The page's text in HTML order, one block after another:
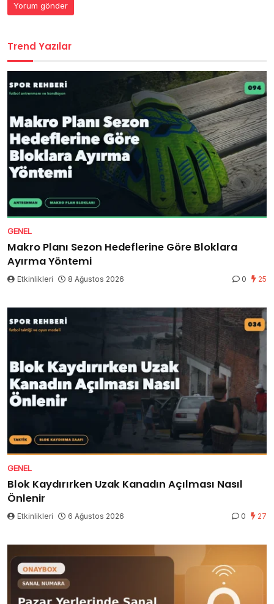
Trend Yazılar
GENEL
Makro Planı Sezon Hedeflerine Göre Bloklara
Ayırma Yöntemi
Etkinlikleri 8 Ağustos 2026 0 25
GENEL
Blok Kaydırırken Uzak Kanadın Açılması Nasıl
Önlenir
Etkinlikleri 6 Ağustos 2026 0 27